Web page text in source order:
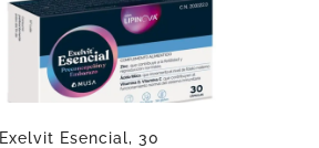
Exelvit Esencial, 30